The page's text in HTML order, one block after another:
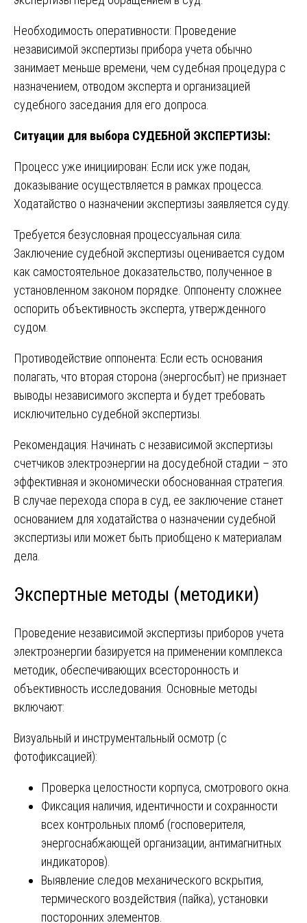
Необходимость оперативности: Проведение
независимой экспертизы прибора учета обычно
занимает меньше времени, чем судебная процедура с
назначением, отводом эксперта и организацией
судебного заседания для его допроса.
Ситуации для выбора СУДЕБНОЙ ЭКСПЕРТИЗЫ:
Процесс уже инициирован: Если иск уже подан,
доказывание осуществляется в рамках процесса.
Ходатайство о назначении экспертизы заявляется суду.
Требуется безусловная процессуальная сила:
Заключение судебной экспертизы оценивается судом
как самостоятельное доказательство, полученное в
установленном законом порядке. Оппоненту сложнее
оспорить объективность эксперта, утвержденного
судом.
Противодействие оппонента: Если есть основания
полагать, что вторая сторона (энергосбыт) не признает
выводы независимого эксперта и будет требовать
исключительно судебной экспертизы.
Рекомендация: Начинать с независимой экспертизы
счетчиков электроэнергии на досудебной стадии – это
эффективная и экономически обоснованная стратегия.
В случае перехода спора в суд, ее заключение станет
основанием для ходатайства о назначении судебной
экспертизы или может быть приобщено к материалам
дела.
Экспертные методы (методики)
Проведение независимой экспертизы приборов учета
электроэнергии базируется на применении комплекса
методик, обеспечивающих всесторонность и
объективность исследования. Основные методы
включают:
Визуальный и инструментальный осмотр (с
фотофиксацией):
Проверка целостности корпуса, смотрового окна.
Фиксация наличия, идентичности и сохранности
всех контрольных пломб (госповерителя,
энергоснабжающей организации, антимагнитных
индикаторов).
Выявление следов механического вскрытия,
термического воздействия (пайка), установки
посторонних элементов.